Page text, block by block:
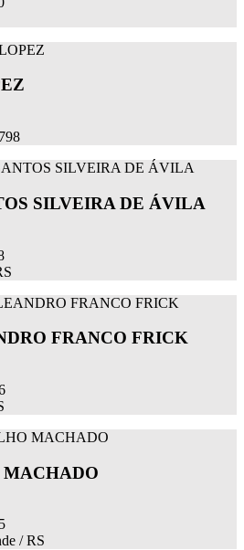
SILVEIRA DE ÁVILA
FRANCO FRICK
/ RS